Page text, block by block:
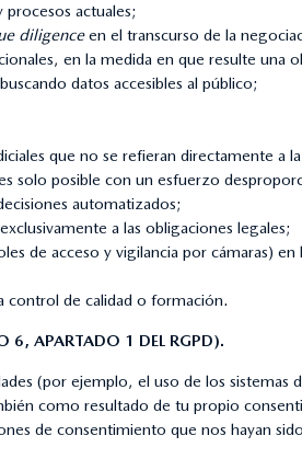
actuales;
diligenceen el transcurso de la
en la medida en que resulte una
datos accesibles al público;
que no se refieran directamente a
solo posible con un esfuerzo
automatizados;
a las obligaciones legales;
de acceso y vigilancia por cámaras)
control de calidad o formación.
6, APARTADO 1 DEL RGPD).
(por ejemplo, el uso de los
como resultado de tu propio
de consentimiento que nos hayan